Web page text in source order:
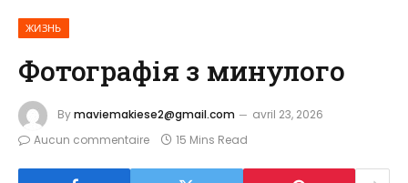
ЖИЗНЬ
Фотографія з минулого
Bymaviemakiese2@gmail.com
avril 23, 2026
Aucun commentaire
15 Mins Read